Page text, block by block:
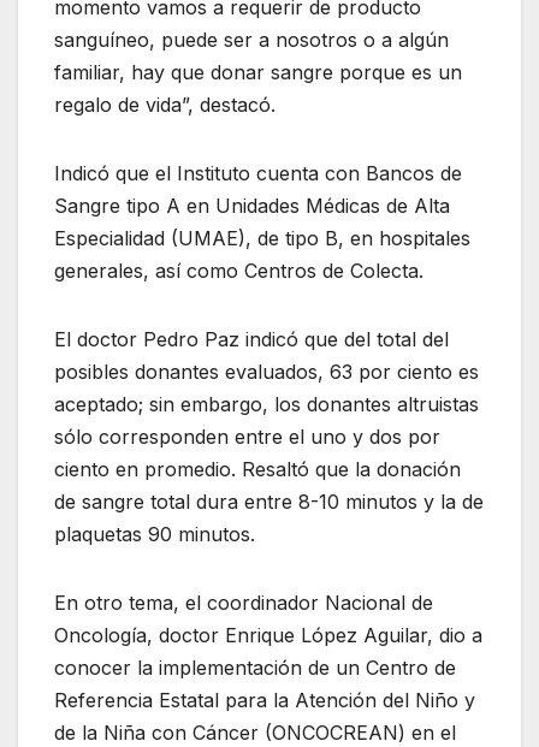
momento vamos a requerir de producto
sanguíneo, puede ser a nosotros o a algún
familiar, hay que donar sangre porque es un
regalo de vida”, destacó.
Indicó que el Instituto cuenta con Bancos de
Sangre tipo A en Unidades Médicas de Alta
Especialidad (UMAE), de tipo B, en hospitales
generales, así como Centros de Colecta.
El doctor Pedro Paz indicó que del total del
posibles donantes evaluados, 63 por ciento es
aceptado; sin embargo, los donantes altruistas
sólo corresponden entre el uno y dos por
ciento en promedio. Resaltó que la donación
de sangre total dura entre 8-10 minutos y la de
plaquetas 90 minutos.
En otro tema, el coordinador Nacional de
Oncología, doctor Enrique López Aguilar, dio a
conocer la implementación de un Centro de
Referencia Estatal para la Atención del Niño y
de la Niña con Cáncer (ONCOCREAN) en el